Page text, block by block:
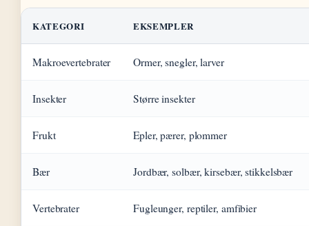
KATEGORI EKSEMPLER
Makroevertebrater Ormer, snegler, larver
Insekter Større insekter
Frukt Epler, pærer, plommer
Bær Jordbær, solbær, kirsebær, stikkelsbær
Vertebrater Fugleunger, reptiler, amfibier